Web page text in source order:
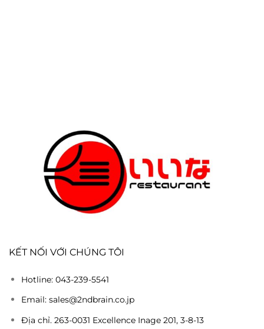
KẾT NỐI VỚI CHÚNG TÔI
Hotline: 043-239-5541
Email: sales@2ndbrain.co.jp
Địa chỉ. 263-0031 Excellence Inage 201, 3-8-13